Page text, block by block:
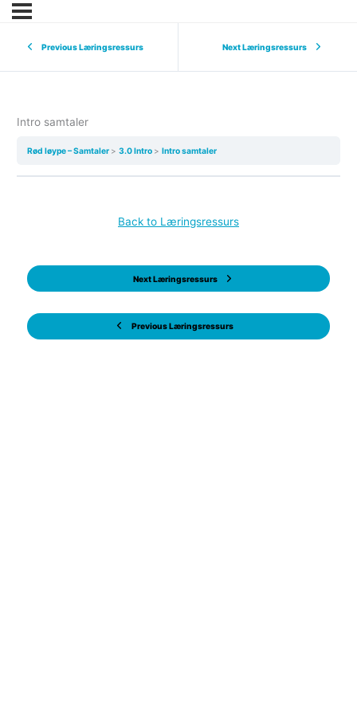
Previous Læringsressurs Next Læringsressurs
Intro samtaler
Rød løype – Samtaler 3.0 Intro Intro samtaler
Previous Læringsressurs
Back to Læringsressurs
Next Læringsressurs